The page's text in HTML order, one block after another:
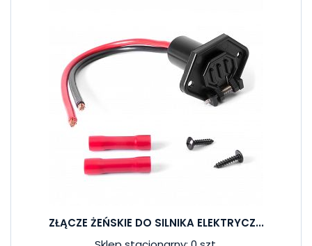
ZŁĄCZE ŻEŃSKIE DO SILNIKA ELEKTRYCZ...